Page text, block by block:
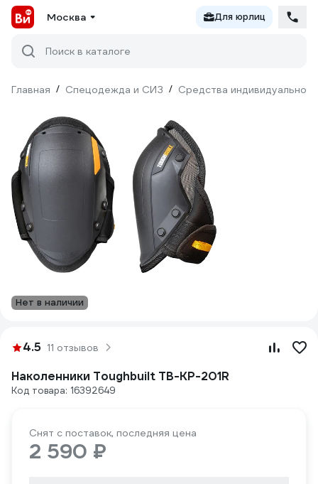
Москва Для юрлиц
Поиск в каталоге
Главная / Спецодежда и СИЗ / Средства индивидуальной
Нет в наличии
4.5 11 отзывов
Наколенники Toughbuilt TB-KP-201R
Код товара: 16392649
Снят с поставок, последняя цена
2 590 ₽